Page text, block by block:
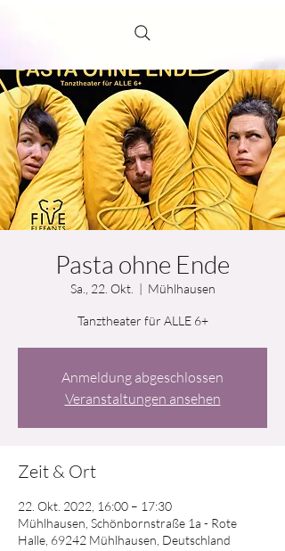
Pasta ohne Ende
Sa., 22. Okt.
  |
Mühlhausen
Tanztheater für ALLE 6+
Anmeldung abgeschlossen
Veranstaltungen ansehen
Zeit & Ort
22. Okt. 2022, 16:00 – 17:30
Mühlhausen, Schönbornstraße 1a - Rote
Halle, 69242 Mühlhausen, Deutschland